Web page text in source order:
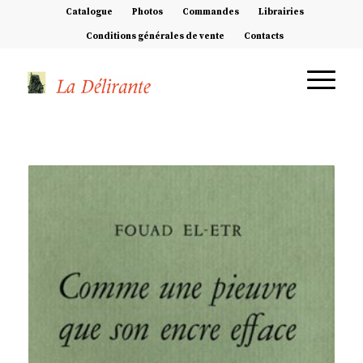
Catalogue Photos Commandes Librairies
Conditions générales de vente Contacts